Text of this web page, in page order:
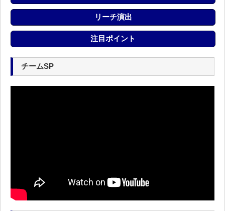
リーチ演出
注目ポイント
チームSP